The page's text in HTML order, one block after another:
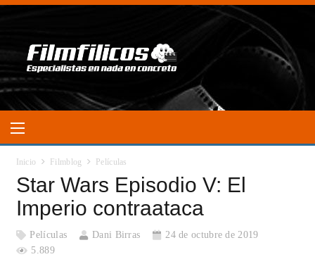
Inicio Filmblog Películas
Star Wars Episodio V: El
Imperio contraataca
Películas Dani Birras
24 de octubre de 2019
5.889